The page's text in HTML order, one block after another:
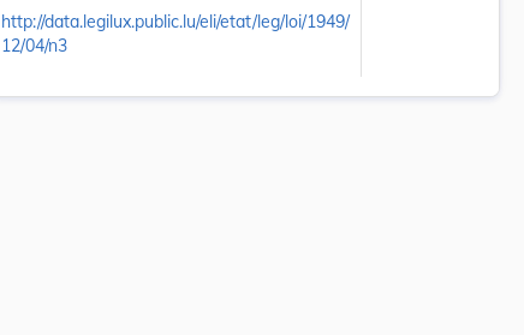
http://data.legilux.public.lu/eli/etat/leg/loi/1949/
12/04/n3